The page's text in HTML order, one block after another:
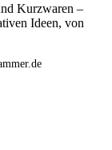
Kurzwaren –
Ideen, von